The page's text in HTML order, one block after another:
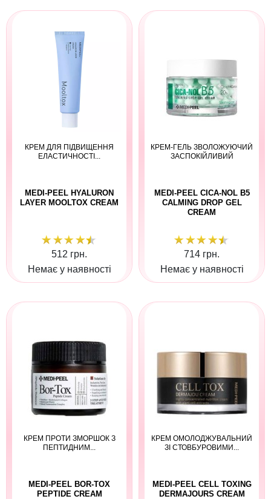
КРЕМ ДЛЯ ПІДВИЩЕННЯ
ЕЛАСТИЧНОСТІ...
MEDI-PEEL HYALURON
LAYER MOOLTOX CREAM
512 грн.
Немає у наявності
КРЕМ-ГЕЛЬ ЗВОЛОЖУЮЧИЙ
ЗАСПОКІЙЛИВИЙ
MEDI-PEEL CICA-NOL B5
CALMING DROP GEL
CREAM
714 грн.
Немає у наявності
КРЕМ ПРОТИ ЗМОРШОК З
ПЕПТИДНИМ...
MEDI-PEEL BOR-TOX
PEPTIDE CREAM
КРЕМ ОМОЛОДЖУВАЛЬНИЙ
ЗІ СТОВБУРОВИМИ...
MEDI-PEEL CELL TOXING
DERMAJOURS CREAM